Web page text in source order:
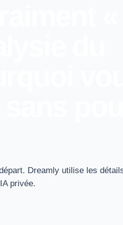
Dreamly utilise les
privée.